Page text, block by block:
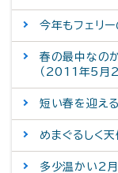
今年もフェリ
春の最中なの
（2011年5月
短い春を迎え
めまぐるしく
多少温かい2